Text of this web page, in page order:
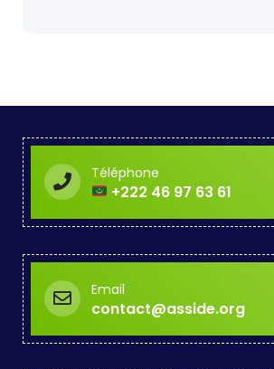
Téléphone
+222 46 97 63 61
Email
contact@asside.org